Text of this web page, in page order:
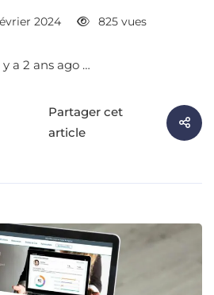
2024 825 vues
a 2 ans ago …
Partager cet
article